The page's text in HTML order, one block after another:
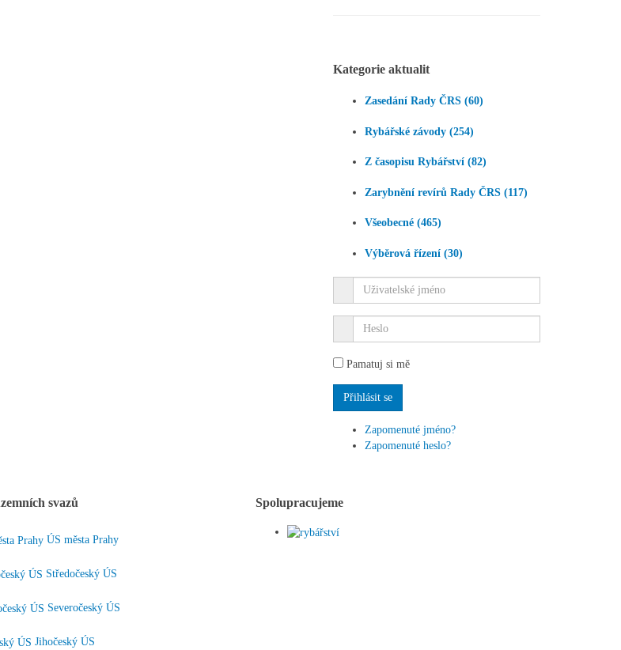
Kategorie aktualit
Zasedání Rady ČRS (60)
Rybářské závody (254)
Z časopisu Rybářství (82)
Zarybnění revírů Rady ČRS (117)
Všeobecné (465)
Výběrová řízení (30)
Pamatuj si mě
Zapomenuté jméno?
Zapomenuté heslo?
svazů
ÚS města Prahy
Středočeský ÚS
Severočeský ÚS
Jihočeský ÚS
Spolupracujeme